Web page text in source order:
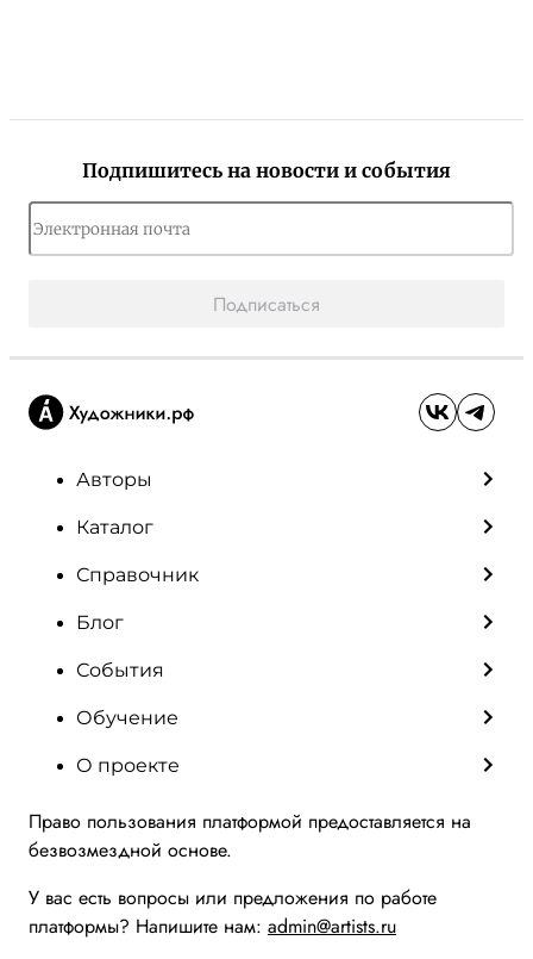
Подпишитесь на новости и события
Подписаться
Авторы
Каталог
Справочник
Блог
События
Обучение
О проекте
Право пользования платформой предоставляется на
безвозмездной основе.
У вас есть вопросы или предложения по работе
платформы? Напишите нам: admin@artists.ru